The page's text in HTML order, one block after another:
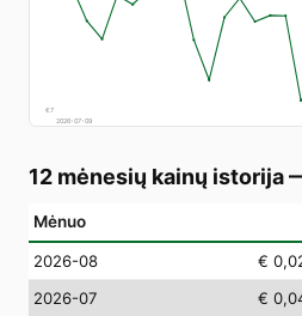
€7
2026-07-09
12 mėnesių kainų istorija
Mėnuo
2026-08 €
2026-07
€